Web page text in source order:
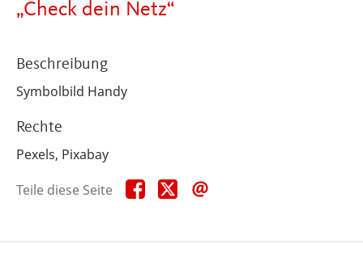
„Check dein Netz“
Beschreibung
Symbolbild Handy
Rechte
Pexels, Pixabay
Teile diese Seite
Teile
diese
Teile
diese